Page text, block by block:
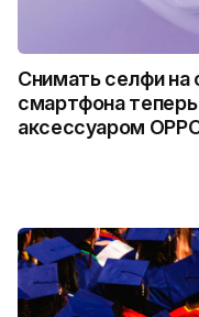
Снимать селфи на
смартфона
аксессуаром